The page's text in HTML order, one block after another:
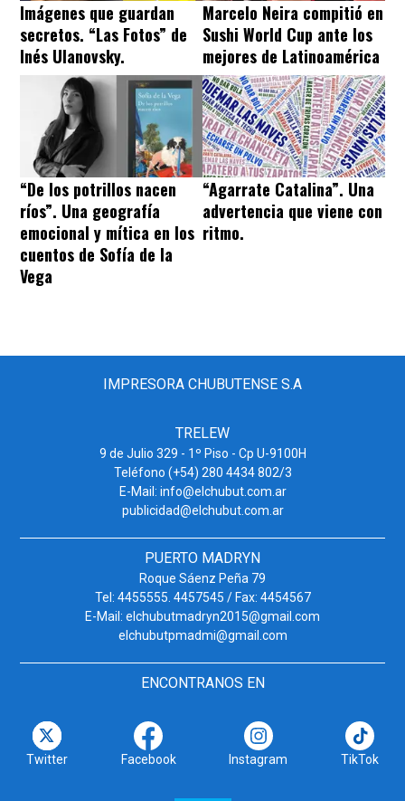
Imágenes que guardan
secretos. “Las Fotos” de
Inés Ulanovsky.
Marcelo Neira compitió en
Sushi World Cup ante los
mejores de Latinoamérica
“De los potrillos nacen
ríos”. Una geografía
emocional y mítica en los
cuentos de Sofía de la
Vega
“Agarrate Catalina”. Una
advertencia que viene con
ritmo.
IMPRESORA CHUBUTENSE S.A
TRELEW
9 de Julio 329 - 1º Piso - Cp U-9100H
Teléfono (+54) 280 4434 802/3
E-Mail: info@elchubut.com.ar
publicidad@elchubut.com.ar
PUERTO MADRYN
Roque Sáenz Peña 79
Tel: 4455555. 4457545 / Fax: 4454567
E-Mail: elchubutmadryn2015@gmail.com
elchubutpmadmi@gmail.com
ENCONTRANOS EN
Twitter Facebook Instagram TikTok